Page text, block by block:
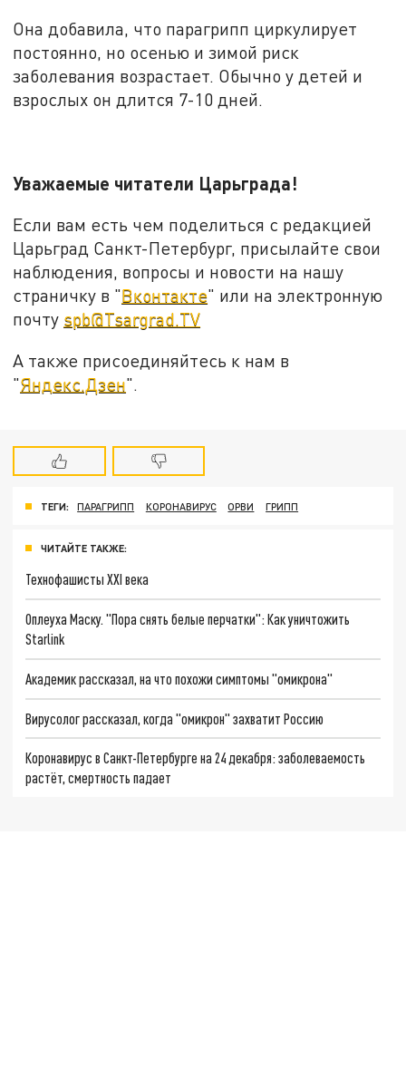
Она добавила, что парагрипп циркулирует
постоянно, но осенью и зимой риск
заболевания возрастает. Обычно у детей и
взрослых он длится 7-10 дней.
Уважаемые читатели Царьграда!
Если вам есть чем поделиться с редакцией
Царьград Санкт-Петербург, присылайте свои
наблюдения, вопросы и новости на нашу
страничку в "Вконтакте" или на электронную
почту spb@Tsargrad.TV
А также присоединяйтесь к нам в
"Яндекс.Дзен".
ТЕГИ: ПАРАГРИПП КОРОНАВИРУС ОРВИ ГРИПП
ЧИТАЙТЕ ТАКЖЕ:
Технофашисты XXI века
Оплеуха Маску. "Пора снять белые перчатки": Как уничтожить
Starlink
Академик рассказал, на что похожи симптомы "омикрона"
Вирусолог рассказал, когда "омикрон" захватит Россию
Коронавирус в Санкт-Петербурге на 24 декабря: заболеваемость
растёт, смертность падает